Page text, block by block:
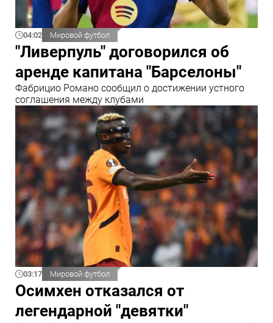
04:02 Мировой футбол
"Ливерпуль" договорился об
аренде капитана "Барселоны"
Фабрицио Романо сообщил о достижении устного
соглашения между клубами
03:17 Мировой футбол
Осимхен отказался от
легендарной "девятки"